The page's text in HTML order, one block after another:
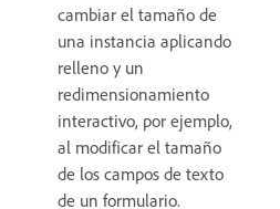
cambiar el tamaño de
una instancia aplicando
relleno y un
redimensionamiento
interactivo, por ejemplo,
al modificar el tamaño
de los campos de texto
de un formulario.